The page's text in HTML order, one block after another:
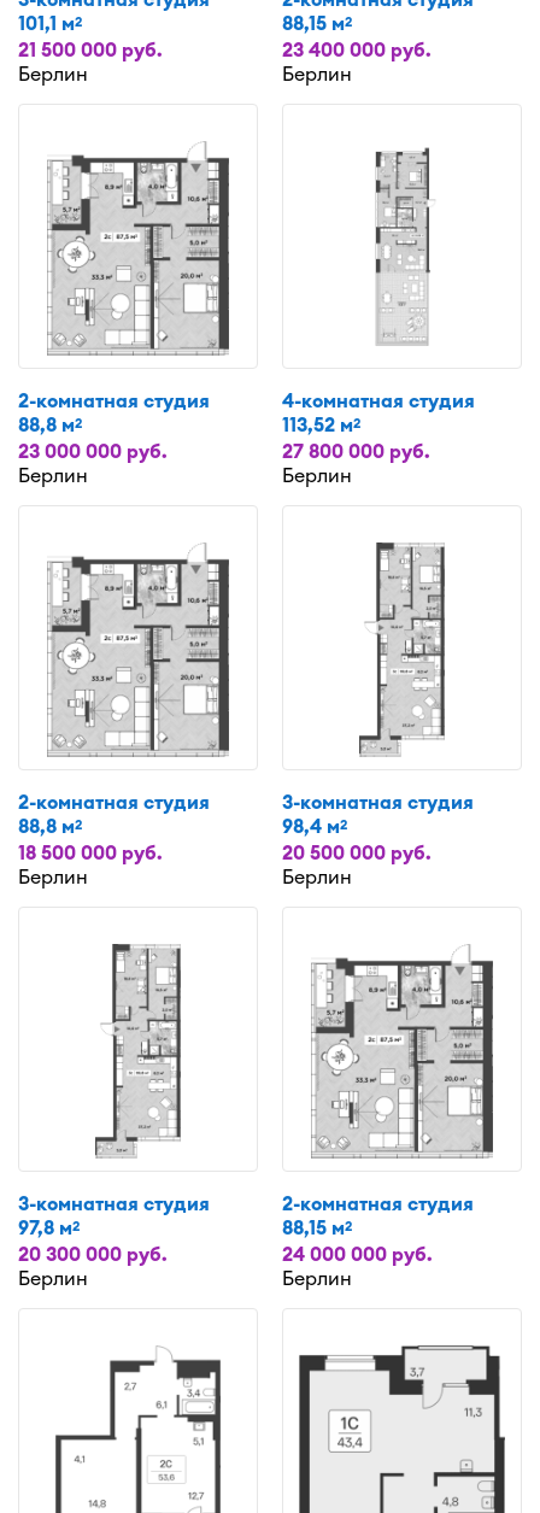
101,1 м2
21 500 000 руб.
Берлин
88,15 м2
23 400 000 руб.
Берлин
2-комнатная студия
88,8 м2
23 000 000 руб.
Берлин
4-комнатная студия
113,52 м2
27 800 000 руб.
Берлин
2-комнатная студия
88,8 м2
18 500 000 руб.
Берлин
3-комнатная студия
98,4 м2
20 500 000 руб.
Берлин
3-комнатная студия
97,8 м2
20 300 000 руб.
Берлин
2-комнатная студия
88,15 м2
24 000 000 руб.
Берлин